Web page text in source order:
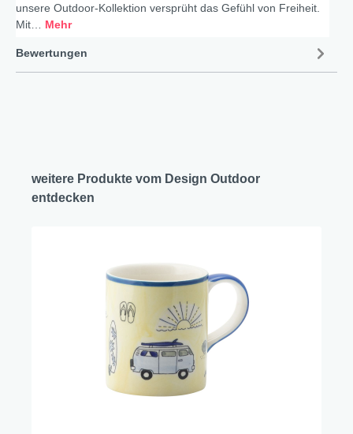
unsere Outdoor-Kollektion versprüht das Gefühl von Freiheit.
Mit… Mehr
Bewertungen
weitere Produkte vom Design Outdoor
entdecken